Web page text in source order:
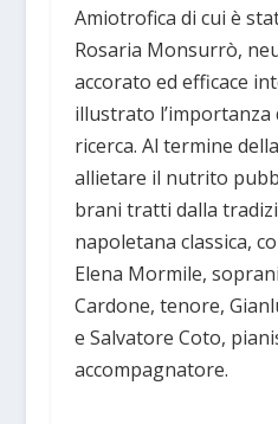
Amiotrofica di cui è
Rosaria Monsurrò,
accorato ed efficace
illustrato l’importanza
ricerca. Al termine
allietare il nutrito
brani tratti dalla
napoletana classica,
Elena Mormile,
Cardone, tenore,
e Salvatore Coto,
accompagnatore.